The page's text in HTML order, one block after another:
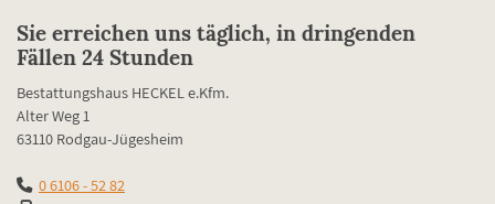
Sie erreichen uns täglich, in dringenden
Fällen 24 Stunden
Bestattungshaus HECKEL e.Kfm.
Alter Weg 1
63110 Rodgau-Jügesheim
0 6106 - 52 82